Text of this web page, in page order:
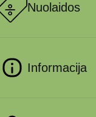
Nuolaidos
Informacija